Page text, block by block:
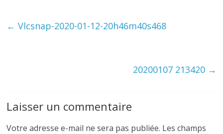
← Vlcsnap-2020-01-12-20h46m40s468
20200107 213420 →
Laisser un commentaire
Votre adresse e-mail ne sera pas publiée. Les champs